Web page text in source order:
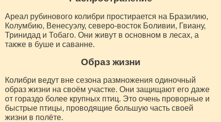
Ареал рубинового колибри простирается на Бразилию,
Колумбию, Венесуэлу, северо-восток Боливии, Гвиану,
Тринидад и Тобаго. Они живут в основном в лесах, а
также в буше и саванне.
Образ жизни
Колибри ведут вне сезона размножения одиночный
образ жизни на своём участке. Они защищают его даже
от гораздо более крупных птиц. Это очень проворные и
быстрые птицы, проводящие большую часть своей
жизни в полёте.